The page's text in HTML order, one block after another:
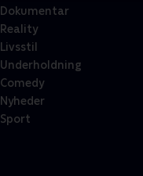
Dokumentar
Reality
Livsstil
Underholdning
Comedy
Nyheder
Sport